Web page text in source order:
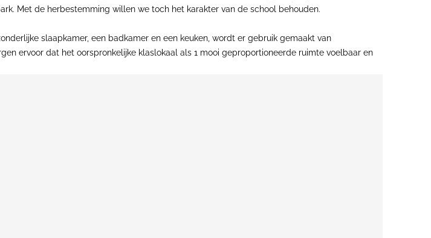
Met de herbestemming willen we toch het karakter van de school behouden.
slaapkamer, een badkamer en een keuken, wordt er gebruik gemaakt van
ervoor dat het oorspronkelijke klaslokaal als 1 mooi geproportioneerde ruimte voelbaar en